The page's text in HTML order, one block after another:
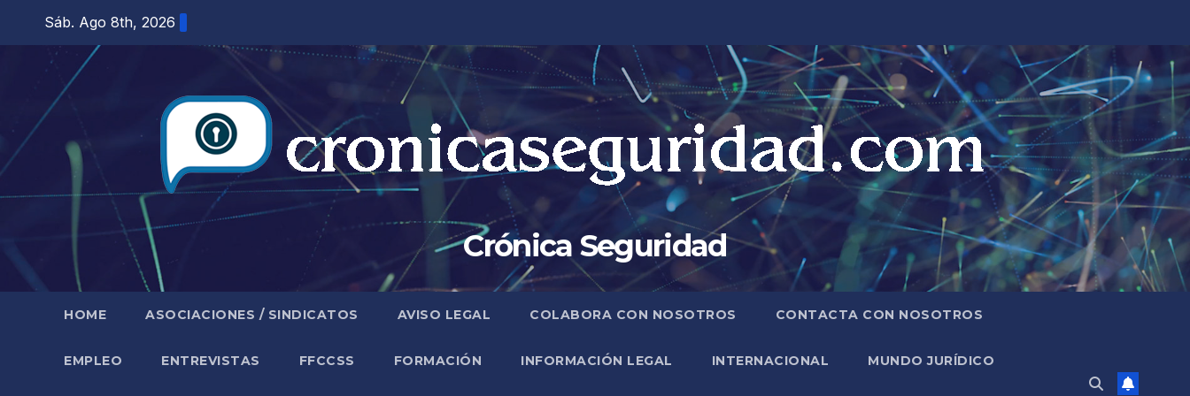
contenido
Sáb. Ago 8th, 2026
Crónica Seguridad
HOME ASOCIACIONES / SINDICATOS AVISO LEGAL COLABORA CON NOSOTROS CONTACTA CON NOSOTROS
EMPLEO ENTREVISTAS FFCCSS FORMACIÓN INFORMACIÓN LEGAL INTERNACIONAL MUNDO JURÍDICO